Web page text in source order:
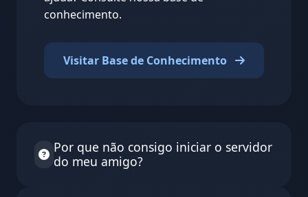
conhecimento.
Visitar Base de Conhecimento
Por que não consigo iniciar o servidor
do meu amigo?